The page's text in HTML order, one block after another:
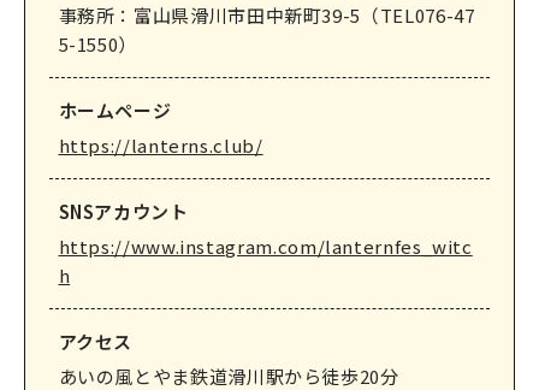
事務所：富山県滑川市田中新町39-5（TEL076-47
5-1550）
ホームページ
https://lanterns.club/
SNSアカウント
https://www.instagram.com/lanternfes_witc
h
アクセス
あいの風とやま鉄道滑川駅から徒歩20分